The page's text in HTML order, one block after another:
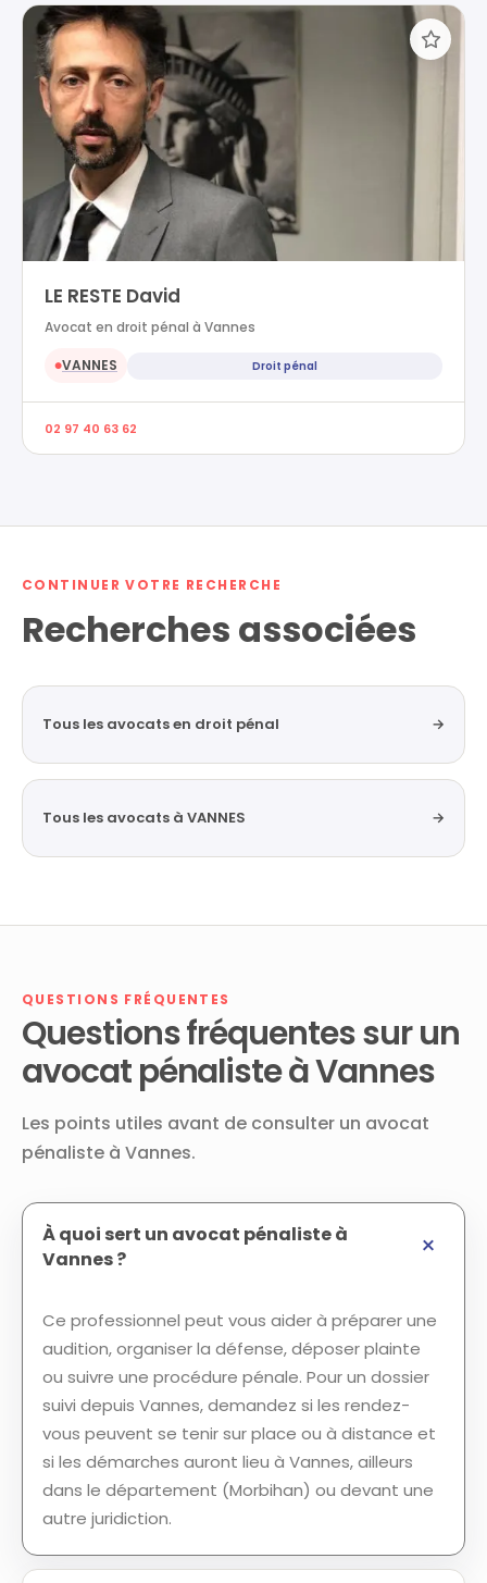
LE RESTE David
Avocat en droit pénal à Vannes
●VANNES Droit pénal
02 97 40 63 62
CONTINUER VOTRE RECHERCHE
Recherches associées
Tous les avocats en droit pénal →
Tous les avocats à VANNES →
QUESTIONS FRÉQUENTES
Questions fréquentes sur un
avocat pénaliste à Vannes
Les points utiles avant de consulter un avocat
pénaliste à Vannes.
À quoi sert un avocat pénaliste à
Vannes ?
Ce professionnel peut vous aider à préparer une
audition, organiser la défense, déposer plainte
ou suivre une procédure pénale. Pour un dossier
suivi depuis Vannes, demandez si les rendez-
vous peuvent se tenir sur place ou à distance et
si les démarches auront lieu à Vannes, ailleurs
dans le département (Morbihan) ou devant une
autre juridiction.